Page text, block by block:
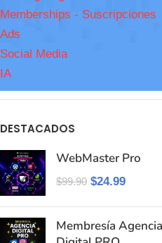
Memberships - Suscripciones
Ads
Social Media
IA
DESTACADOS
WebMaster Pro
$99.90 $24.99
Membresía Agencia